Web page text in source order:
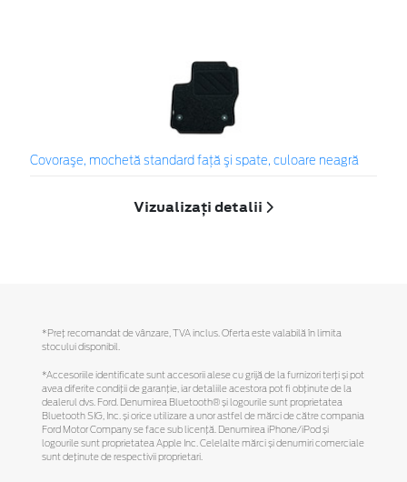
Covoraşe, mochetă standard faţă şi spate, culoare neagră
Vizualizați detalii
*Preţ recomandat de vânzare, TVA inclus. Oferta este valabilă în limita
stocului disponibil.
*Accesoriile identificate sunt accesorii alese cu grijă de la furnizori terți și pot
avea diferite condiții de garanție, iar detaliile acestora pot fi obținute de la
dealerul dvs. Ford. Denumirea Bluetooth® și logourile sunt proprietatea
Bluetooth SIG, Inc. și orice utilizare a unor astfel de mărci de către compania
Ford Motor Company se face sub licență. Denumirea iPhone/iPod și
logourile sunt proprietatea Apple Inc. Celelalte mărci și denumiri comerciale
sunt deținute de respectivii proprietari.